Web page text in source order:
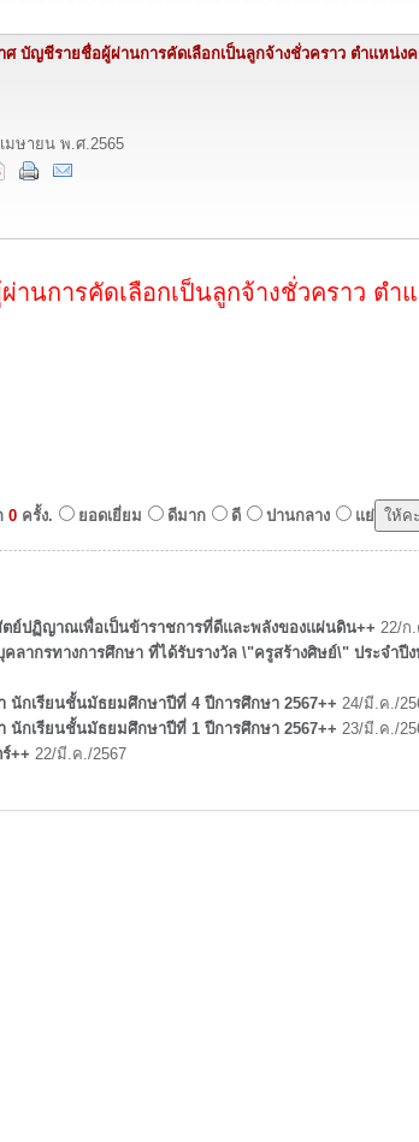
ศ บัญชีรายชื่อผู้ผ่านการคัดเลือกเป็นลูกจ้างชั่วคราว ตำแหน่ง
มษายน พ.ศ.2565
นการคัดเลือกเป็นลูกจ้างชั่วคราว ตำ
0 ครั้ง. ยอดเยี่ยม ดีมาก ดี ปานกลาง แย่
ย์ปฏิญาณเพื่อเป็นข้าราชการที่ดีและพลังของแผ่นดิน++ 22/ก
ลากรทางการศึกษา ที่ได้รับรางวัล \"ครูสร้างศิษย์\" ประจำปี
นักเรียนชั้นมัธยมศึกษาปีที่ 4 ปีการศึกษา 2567++ 24/มี.ค./
นักเรียนชั้นมัธยมศึกษาปีที่ 1 ปีการศึกษา 2567++ 23/มี.ค./
++ 22/มี.ค./2567